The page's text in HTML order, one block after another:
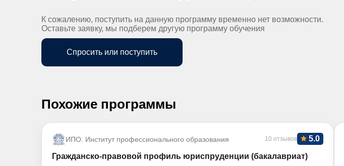
К сожалению, поступить на данную программу временно нет возможности.
Оставьте заявку, мы подберем другую программу обучения
Спросить или поступить
Похожие программы
ИПО. Институт профессионального образования 10 отзывов 5.0
Гражданско-правовой профиль юриспруденции (бакалавриат)